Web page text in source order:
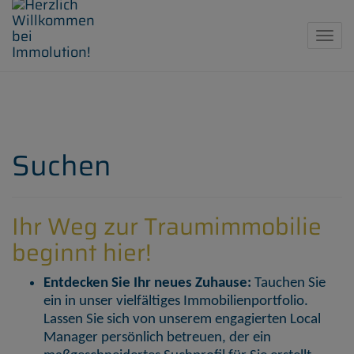
Suchen
Ihr Weg zur Traumimmobilie
beginnt hier!
Entdecken Sie Ihr neues Zuhause: Tauchen Sie
ein in unser vielfältiges Immobilienportfolio.
Lassen Sie sich von unserem engagierten Local
Manager persönlich betreuen, der ein